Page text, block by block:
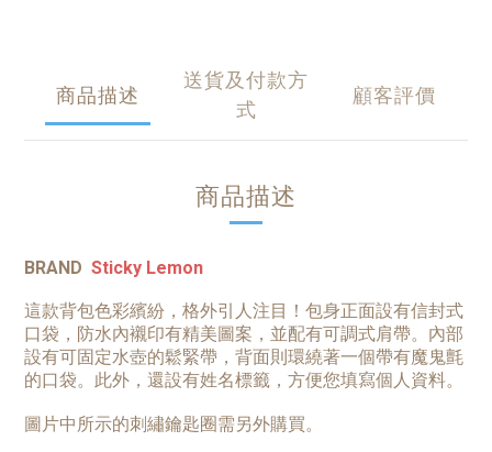
商品描述
送貨及付款方
式
顧客評價
商品描述
BRAND Sticky Lemon
這款背包色彩繽紛，格外引人注目！包身正面設有信封式
口袋，防水內襯印有精美圖案，並配有可調式肩帶。內部
設有可固定水壺的鬆緊帶，背面則環繞著一個帶有魔鬼氈
的口袋。此外，還設有姓名標籤，方便您填寫個人資料。
圖片中所示的刺繡鑰匙圈需另外購買。